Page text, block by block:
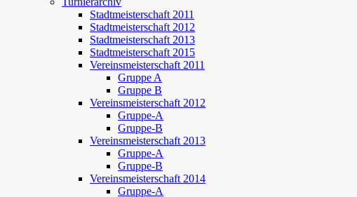
Stadtmeisterschaft 2011
Stadtmeisterschaft 2012
Stadtmeisterschaft 2013
Stadtmeisterschaft 2015
Vereinsmeisterschaft 2011
Gruppe A
Gruppe B
Vereinsmeisterschaft 2012
Gruppe-A
Gruppe-B
Vereinsmeisterschaft 2013
Gruppe-A
Gruppe-B
Vereinsmeisterschaft 2014
Gruppe-A